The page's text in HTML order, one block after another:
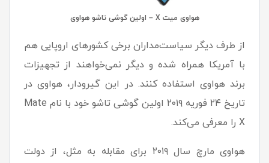
هواوی میت X – اولین گوشی تاشو هواوی
از طرف دیگر سیاست‌مداران برخی کشورهای اروپایی هم
با آمریکا همراه شده و دیگر نمی‌خواهند از تجهیزات
برند هواوی استفاده کنند. در این گیرودار، هواوی در
تاریخ ۲۴ فوریه ۲۰۱۹ اولین گوشی تاشو خود با نام Mate
X را معرفی می‌کند.
هواوی مارچ سال ۲۰۱۹ برای مقابله به مثل، از دولت